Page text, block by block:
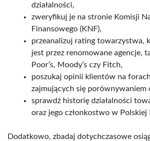
działalności,
zweryfikuj je na stronie Komisji
Finansowego (KNF),
przeanalizuj rating towarzystwa,
jest przez renomowane agencje,
Poor’s, Moody’s czy Fitch,
poszukaj opinii klientów na
zajmujących się porównywaniem
sprawdź historię działalności
oraz jego członkostwo w Polskiej
Dodatkowo, zbadaj dotychczasowe